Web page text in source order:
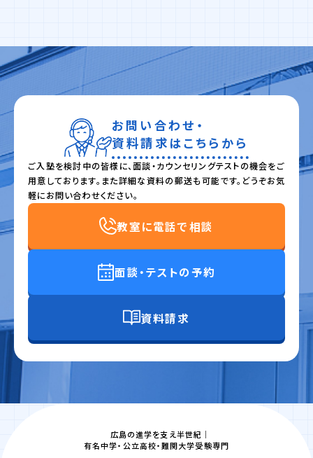
お問い合わせ・
資料請求はこちらから
ご入塾を検討中の皆様に、面談・カウンセリングテストの機会をご
用意しております。また詳細な資料の郵送も可能です。どうぞお気
軽にお問い合わせください。
教室に電話で相談
面談・テストの予約
資料請求
広島の進学を支え半世紀｜
有名中学・公立高校・難関大学受験専門